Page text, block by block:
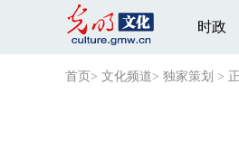
时政
首页 > 文化频道> 独家策划 >